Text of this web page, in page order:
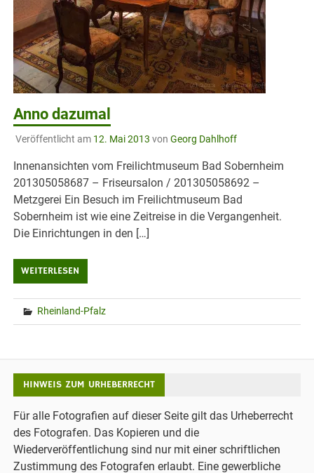
Anno dazumal
Veröffentlicht am 12. Mai 2013 von Georg Dahlhoff
Innenansichten vom Freilichtmuseum Bad Sobernheim
201305058687 – Friseursalon / 201305058692 –
Metzgerei Ein Besuch im Freilichtmuseum Bad
Sobernheim ist wie eine Zeitreise in die Vergangenheit.
Die Einrichtungen in den […]
WEITERLESEN
Rheinland-Pfalz
HINWEIS ZUM URHEBERRECHT
Für alle Fotografien auf dieser Seite gilt das Urheberrecht
des Fotografen. Das Kopieren und die
Wiederveröffentlichung sind nur mit einer schriftlichen
Zustimmung des Fotografen erlaubt. Eine gewerbliche